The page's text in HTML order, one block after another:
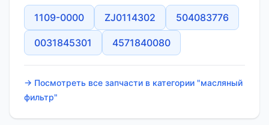
1109-0000 ZJ0114302 504083776
0031845301 4571840080
→ Посмотреть все запчасти в категории "масляный
фильтр"